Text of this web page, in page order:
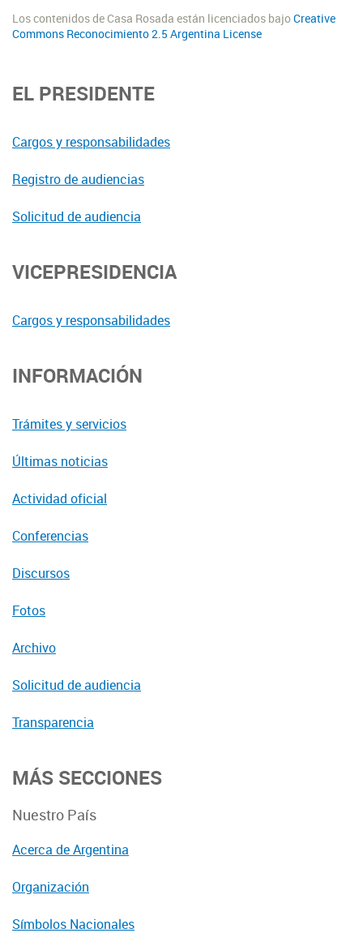
Los contenidos de Casa Rosada están licenciados bajoCreative
Commons Reconocimiento 2.5 Argentina License
EL PRESIDENTE
Cargos y responsabilidades
Registro de audiencias
Solicitud de audiencia
VICEPRESIDENCIA
Cargos y responsabilidades
INFORMACIÓN
Trámites y servicios
Últimas noticias
Actividad oficial
Conferencias
Discursos
Fotos
Archivo
Solicitud de audiencia
Transparencia
MÁS SECCIONES
Nuestro País
Acerca de Argentina
Organización
Símbolos Nacionales